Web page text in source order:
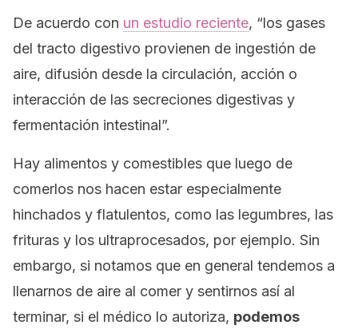
De acuerdo con un estudio reciente, “los gases
del tracto digestivo provienen de ingestión de
aire, difusión desde la circulación, acción o
interacción de las secreciones digestivas y
fermentación intestinal”.
Hay alimentos y comestibles que luego de
comerlos nos hacen estar especialmente
hinchados y flatulentos, como las legumbres, las
frituras y los ultraprocesados, por ejemplo. Sin
embargo, si notamos que en general tendemos a
llenarnos de aire al comer y sentirnos así al
terminar, si el médico lo autoriza, podemos